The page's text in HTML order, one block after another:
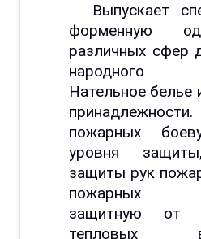
Выпускает
форменную
различных сфер
народного
Нательное белье
пожарных
уровня
защиты рук
пожарных
защитную от
тепловых